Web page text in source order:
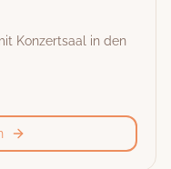
Konzertsaal in den